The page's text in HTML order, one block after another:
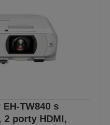
TW840 s
porty HDMI,